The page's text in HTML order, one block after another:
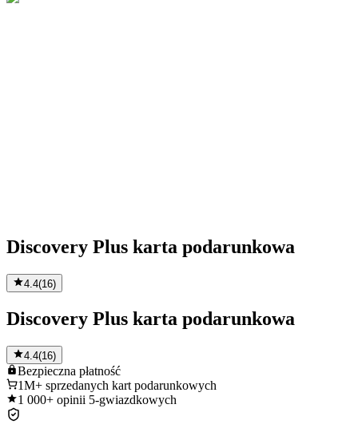
Discovery Plus karta podarunkowa
4.4(16)
Discovery Plus karta podarunkowa
4.4(16)
Bezpieczna płatność
1M+ sprzedanych kart podarunkowych
1 000+ opinii 5-gwiazdkowych